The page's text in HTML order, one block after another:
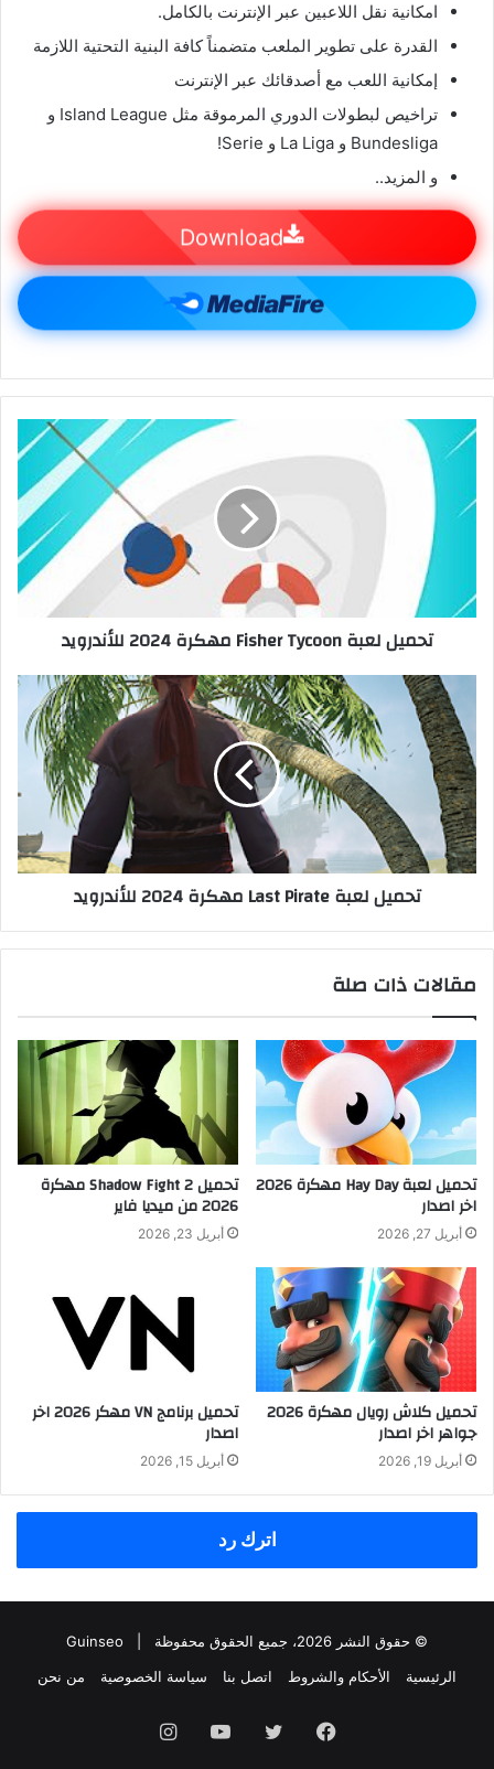
امكانية نقل اللاعبين عبر الإنترنت بالكامل.
القدرة على تطوير الملعب متضمناً كافة البنية التحتية اللازمة
إمكانية اللعب مع أصدقائك عبر الإنترنت
تراخيص لبطولات الدوري المرموقة مثل Island League و
Bundesliga و La Liga و Serie!
و المزيد..
Download
تحميل لعبة Fisher Tycoon مهكرة 2024 للأندرويد
تحميل لعبة Last Pirate مهكرة 2024 للأندرويد
مقالات ذات صلة
تحميل لعبة Hay Day مهكرة 2026
اخر اصدار
أبريل 27, 2026
تحميل Shadow Fight 2 مهكرة
2026 من ميديا فاير
أبريل 23, 2026
تحميل كلاش رويال مهكرة 2026
جواهر اخر اصدار
أبريل 19, 2026
تحميل برنامج VN مهكر 2026 اخر
اصدار
أبريل 15, 2026
اترك رد
© حقوق النشر 2026، جميع الحقوق محفوظة |
Guinseo
الرئيسية
الأحكام والشروط اتصل بنا سياسة الخصوصية من نحن
فيسبوك تويتر يوتيوبانستقرام